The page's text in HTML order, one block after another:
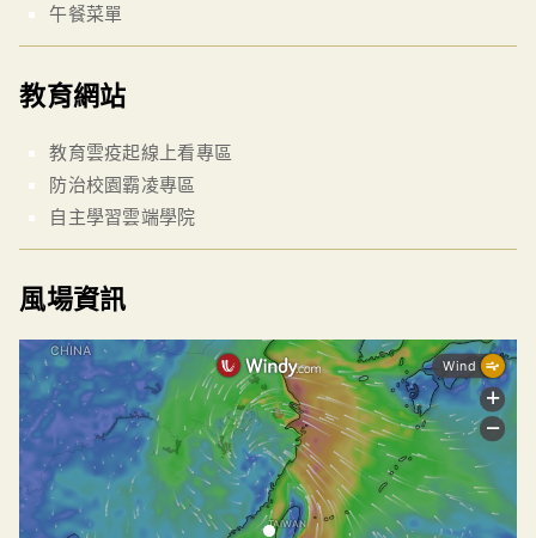
午餐菜單
教育網站
教育雲疫起線上看專區
防治校園霸凌專區
自主學習雲端學院
風場資訊